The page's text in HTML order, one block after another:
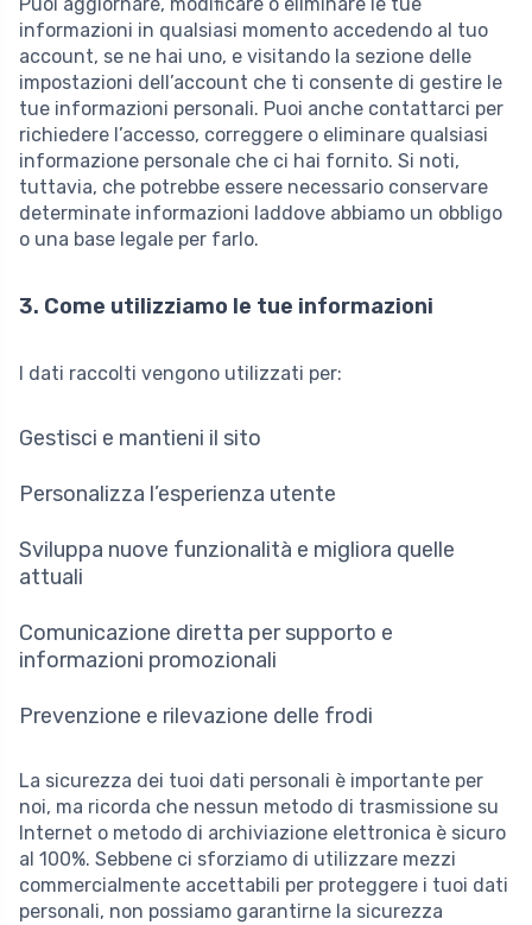
informazioni in qualsiasi momento accedendo al tuo
account, se ne hai uno, e visitando la sezione delle
impostazioni dell’account che ti consente di gestire le
tue informazioni personali. Puoi anche contattarci per
richiedere l’accesso, correggere o eliminare qualsiasi
informazione personale che ci hai fornito. Si noti,
tuttavia, che potrebbe essere necessario conservare
determinate informazioni laddove abbiamo un obbligo
o una base legale per farlo.
3. Come utilizziamo le tue informazioni
I dati raccolti vengono utilizzati per:
Gestisci e mantieni il sito
Personalizza l’esperienza utente
Sviluppa nuove funzionalità e migliora quelle
attuali
Comunicazione diretta per supporto e
informazioni promozionali
Prevenzione e rilevazione delle frodi
La sicurezza dei tuoi dati personali è importante per
noi, ma ricorda che nessun metodo di trasmissione su
Internet o metodo di archiviazione elettronica è sicuro
al 100%. Sebbene ci sforziamo di utilizzare mezzi
commercialmente accettabili per proteggere i tuoi dati
personali, non possiamo garantirne la sicurezza